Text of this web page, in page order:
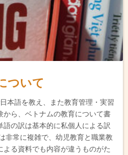
ついて
本語を教え、また教育管理・実習
から、ベトナムの教育について書
語の訳は基本的に私個人による訳
非常に複雑で、幼児教育と職業教
よる資料でも内容が違うものがた